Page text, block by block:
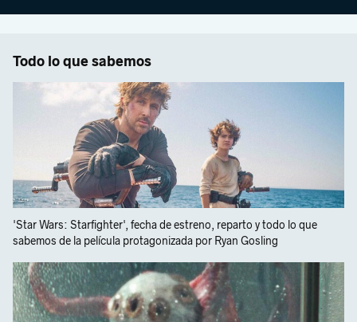
Todo lo que sabemos
'Star Wars: Starfighter', fecha de estreno, reparto y todo lo que
sabemos de la película protagonizada por Ryan Gosling